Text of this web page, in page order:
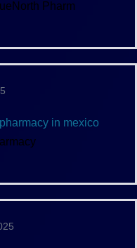
Pharm
pharmacy in mexico